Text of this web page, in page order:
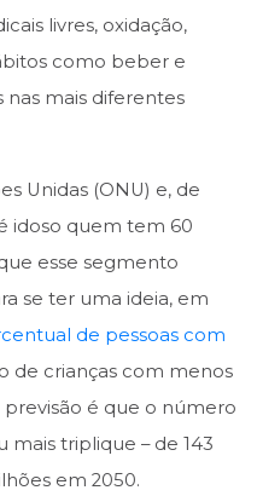
livres, oxidação,
como beber e
mais diferentes
Unidas (ONU) e, de
idoso quem tem 60
esse segmento
se ter uma ideia, em
de pessoas com
de crianças com menos
é que o número
mais triplique – de 143
em 2050.